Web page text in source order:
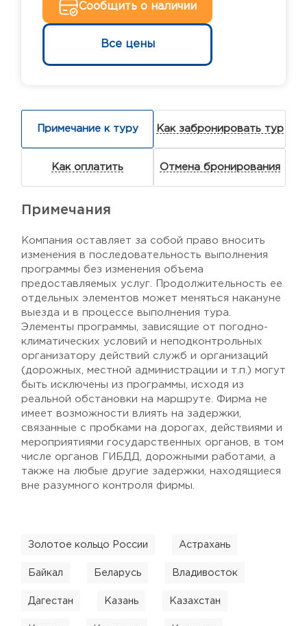
Сообщить о наличии
Все цены
Примечание к туру Как забронировать тур
Как оплатить Отмена бронирования
Примечания
Компания оставляет за собой право вносить
изменения в последовательность выполнения
программы без изменения объема
предоставляемых услуг. Продолжительность ее
отдельных элементов может меняться накануне
выезда и в процессе выполнения тура.
Элементы программы, зависящие от погодно-
климатических условий и неподконтрольных
организатору действий служб и организаций
(дорожных, местной администрации и т.п.) могут
быть исключены из программы, исходя из
реальной обстановки на маршруте. Фирма не
имеет возможности влиять на задержки,
связанные с пробками на дорогах, действиями и
мероприятиями государственных органов, в том
числе органов ГИБДД, дорожными работами, а
также на любые другие задержки, находящиеся
вне разумного контроля фирмы.
Золотое кольцо России Астрахань
Байкал Беларусь Владивосток
Дагестан Казань Казахстан